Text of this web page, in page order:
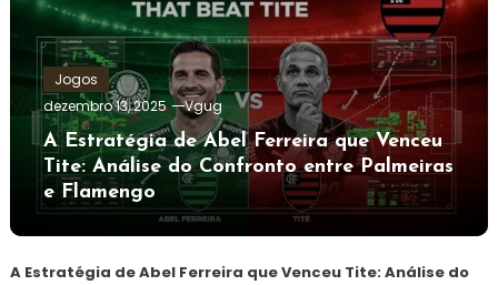
Jogos
dezembro 13, 2025
Vgug
A Estratégia de Abel Ferreira que Venceu
Tite: Análise do Confronto entre Palmeiras
e Flamengo
A Estratégia de Abel Ferreira que Venceu Tite: Análise do